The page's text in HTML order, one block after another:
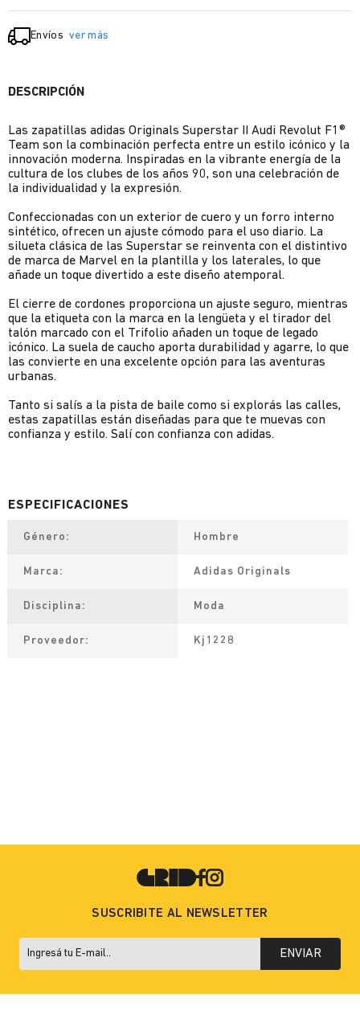
Envíos ver más
DESCRIPCIÓN
Las zapatillas adidas Originals Superstar II Audi Revolut F1®
Team son la combinación perfecta entre un estilo icónico y la
innovación moderna. Inspiradas en la vibrante energía de la
cultura de los clubes de los años 90, son una celebración de
la individualidad y la expresión.
Confeccionadas con un exterior de cuero y un forro interno
sintético, ofrecen un ajuste cómodo para el uso diario. La
silueta clásica de las Superstar se reinventa con el distintivo
de marca de Marvel en la plantilla y los laterales, lo que
añade un toque divertido a este diseño atemporal.
El cierre de cordones proporciona un ajuste seguro, mientras
que la etiqueta con la marca en la lengüeta y el tirador del
talón marcado con el Trifolio añaden un toque de legado
icónico. La suela de caucho aporta durabilidad y agarre, lo que
las convierte en una excelente opción para las aventuras
urbanas.
Tanto si salís a la pista de baile como si explorás las calles,
estas zapatillas están diseñadas para que te muevas con
confianza y estilo. Salí con confianza con adidas.
Género Hombre
Marca Adidas Originals
Disciplina Moda
Proveedor Kj1228
SUSCRIBITE AL NEWSLETTER
ENVIAR